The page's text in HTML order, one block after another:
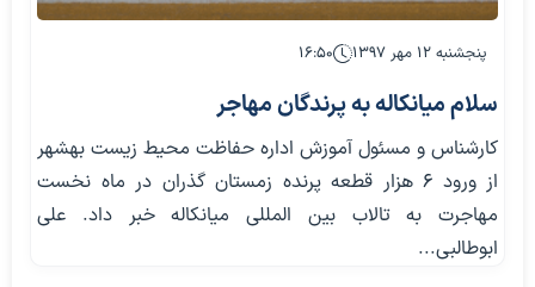
پنجشنبه ۱۲ مهر ۱۳۹۷ ۱۶:۵۰
سلام میانکاله به پرندگان مهاجر
کارشناس و مسئول آموزش اداره حفاظت محیط زیست بهشهر
از ورود 6 هزار قطعه پرنده زمستان گذران در ماه نخست
مهاجرت به تالاب بین المللی میانکاله خبر داد. علی
ابوطالبی...